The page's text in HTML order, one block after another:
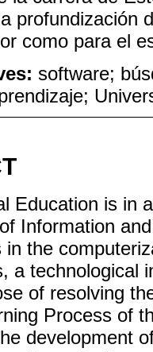
profundización
como para el
software;
Education is in
Information
in the
a technological
of resolving
Process of
development